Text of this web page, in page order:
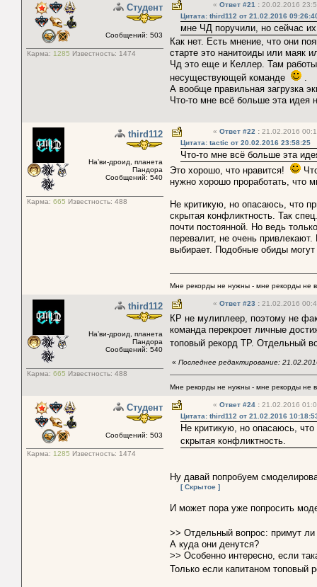
Студент
Сообщений: 503
Карма: 1285 Известность: 1474
« Ответ #21 : 20.02.2016
Цитата: third112 от 21.02.2016
мне ЧД поручили, но сейчас
Как нет. Есть мнение, что они
старте это нанитоиды или маяк
Чд это еще и Келлер. Там
несуществующей команде
.
А вообще правильная загрузка
Что-то мне всё больше эта
third112
На’ви-дроид, планета
Пандора
Сообщений: 540
Карма: 665 Известность: 488
« Ответ #22 : 21.02.2016
Цитата: tactic от 20.02.2016 23:58:25
Что-то мне всё больше эта
Это хорошо, что нравится!
нужно хорошо проработать, что
Не критикую, но опасаюсь, что
скрытая конфликтность. Так
почти постоянной. Но ведь
перевалит, не очень
выбирает. Подобные обиды
Мне рекорды не нужны - мне рекорды не
third112
На’ви-дроид, планета
Пандора
Сообщений: 540
Карма: 665 Известность: 488
« Ответ #23 : 21.02.2016
КР не мулиплеер, поэтому не
команда перекроет личные
топовый рекорд ТР. Отдельный
« Последнее редактирование:
Мне рекорды не нужны - мне рекорды не
Студент
Сообщений: 503
Карма: 1285 Известность: 1474
« Ответ #24 : 21.02.2016
Цитата: third112 от 21.02.2016
Не критикую, но опасаюсь,
скрытая конфликтность.
Ну давай попробуем
[ Скрытое ]
И может пора уже попросить
>> Отдельный вопрос: примут
А куда они денутся?
>> Особенно интересно, если
Только если капитаном топовый